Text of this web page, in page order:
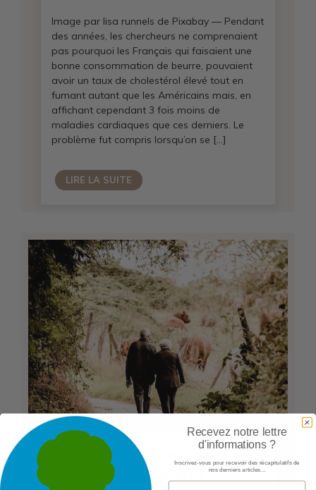
Image par lisa runnels de Pixabay — Pendant
des années, les chercheurs ne comprenaient
pas pourquoi les Français qui faisaient une
bonne consommation de beurre, pouvaient
avoir un taux de cholestérol élevé tout en
fumant autant que les Américains mais, en
affichant cependant 3 fois moins de
maladies cardiaques que ces derniers. Le
problème fut compris lorsqu’on se […]
LIRE LA SUITE
Le vieillissement: sûrement
une carence général...
Recevez notre lettre
d'informations ?
Inscrivez-vous pour recevoir des récapitulatifs de
nos derniers articles...
Email